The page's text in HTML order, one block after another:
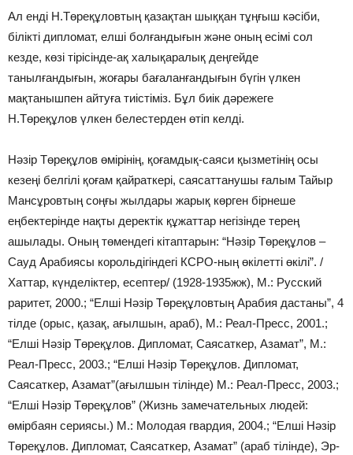
Ал енді Н.Төреқұловтың қазақтан шыққан тұңғыш кәсіби,
білікті дипломат, елші болғандығын және оның есімі сол
кезде, көзі тірісінде-ақ халықаралық деңгейде
танылғандығын, жоғары бағаланғандығын бүгін үлкен
мақтанышпен айтуға тиістіміз. Бұл биік дәрежеге
Н.Төреқұлов үлкен белестерден өтіп келді.
Нәзір Төреқұлов өмірінің, қоғамдық-саяси қызметінің осы
кезеңі белгілі қоғам қайраткері, саясаттанушы ғалым Тайыр
Мансұровтың соңғы жылдары жарық көрген бірнеше
еңбектерінде нақты деректік құжаттар негізінде терең
ашылады. Оның төмендегі кітаптарын: “Нәзір Төреқұлов –
Сауд Арабиясы корольдігіндегі КСРО-ның өкілетті өкілі”. /
Хаттар, күнделіктер, есептер/ (1928-1935жж), М.: Русский
раритет, 2000.; “Елші Нәзір Төреқұловтың Арабия дастаны”, 4
тілде (орыс, қазақ, ағылшын, араб), М.: Реал-Пресс, 2001.;
“Елші Нәзір Төреқұлов. Дипломат, Саясаткер, Азамат”, М.:
Реал-Пресс, 2003.; “Елші Нәзір Төреқұлов. Дипломат,
Саясаткер, Азамат”(ағылшын тілінде) М.: Реал-Пресс, 2003.;
“Елші Нәзір Төреқұлов” (Жизнь замечательных людей:
өмірбаян сериясы.) М.: Молодая гвардия, 2004.; “Елші Нәзір
Төреқұлов. Дипломат, Саясаткер, Азамат” (араб тілінде), Эр-